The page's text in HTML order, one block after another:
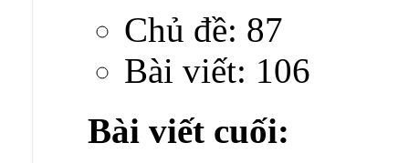
Chủ đề: 87
Bài viết: 106
Bài viết cuối: